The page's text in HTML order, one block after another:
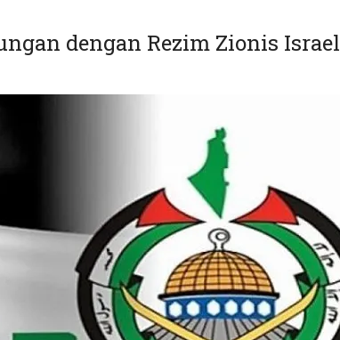
dengan Rezim Zionis Israel